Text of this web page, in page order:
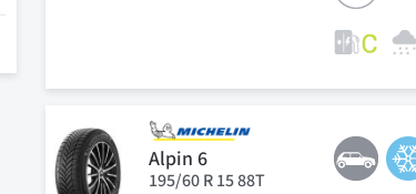
Alpin 6
195/60 R 15 88T